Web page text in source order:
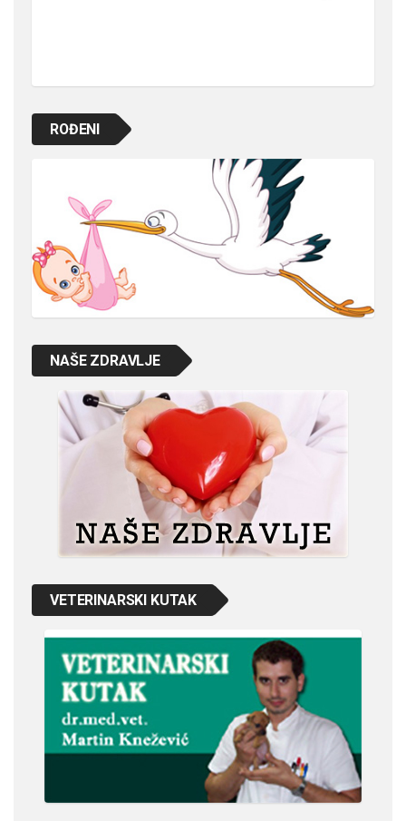
ROĐENI
NAŠE ZDRAVLJE
VETERINARSKI KUTAK